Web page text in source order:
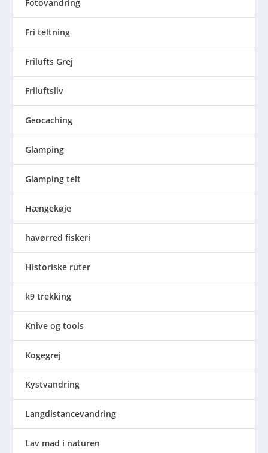
Fotovandring
Fri teltning
Frilufts Grej
Friluftsliv
Geocaching
Glamping
Glamping telt
Hængekøje
havørred fiskeri
Historiske ruter
k9 trekking
Knive og tools
Kogegrej
Kystvandring
Langdistancevandring
Lav mad i naturen